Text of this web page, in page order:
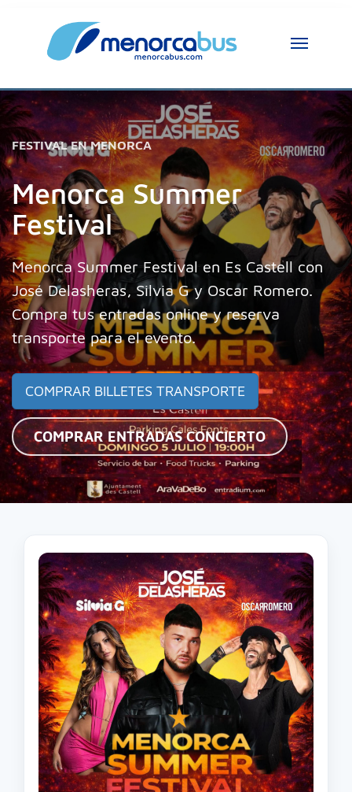
FESTIVAL EN MENORCA
Menorca Summer
Festival
Menorca Summer Festival en Es Castell con
José Delasheras, Silvia G y Oscar Romero.
Compra tus entradas online y reserva
transporte para el evento.
COMPRAR BILLETES TRANSPORTE
COMPRAR ENTRADAS CONCIERTO
Asistente MenorcaBus
MenorcaBus Assistant
Hola, soy el asistente de MenorcaBus. ¿En
qué puedo ayudarte?